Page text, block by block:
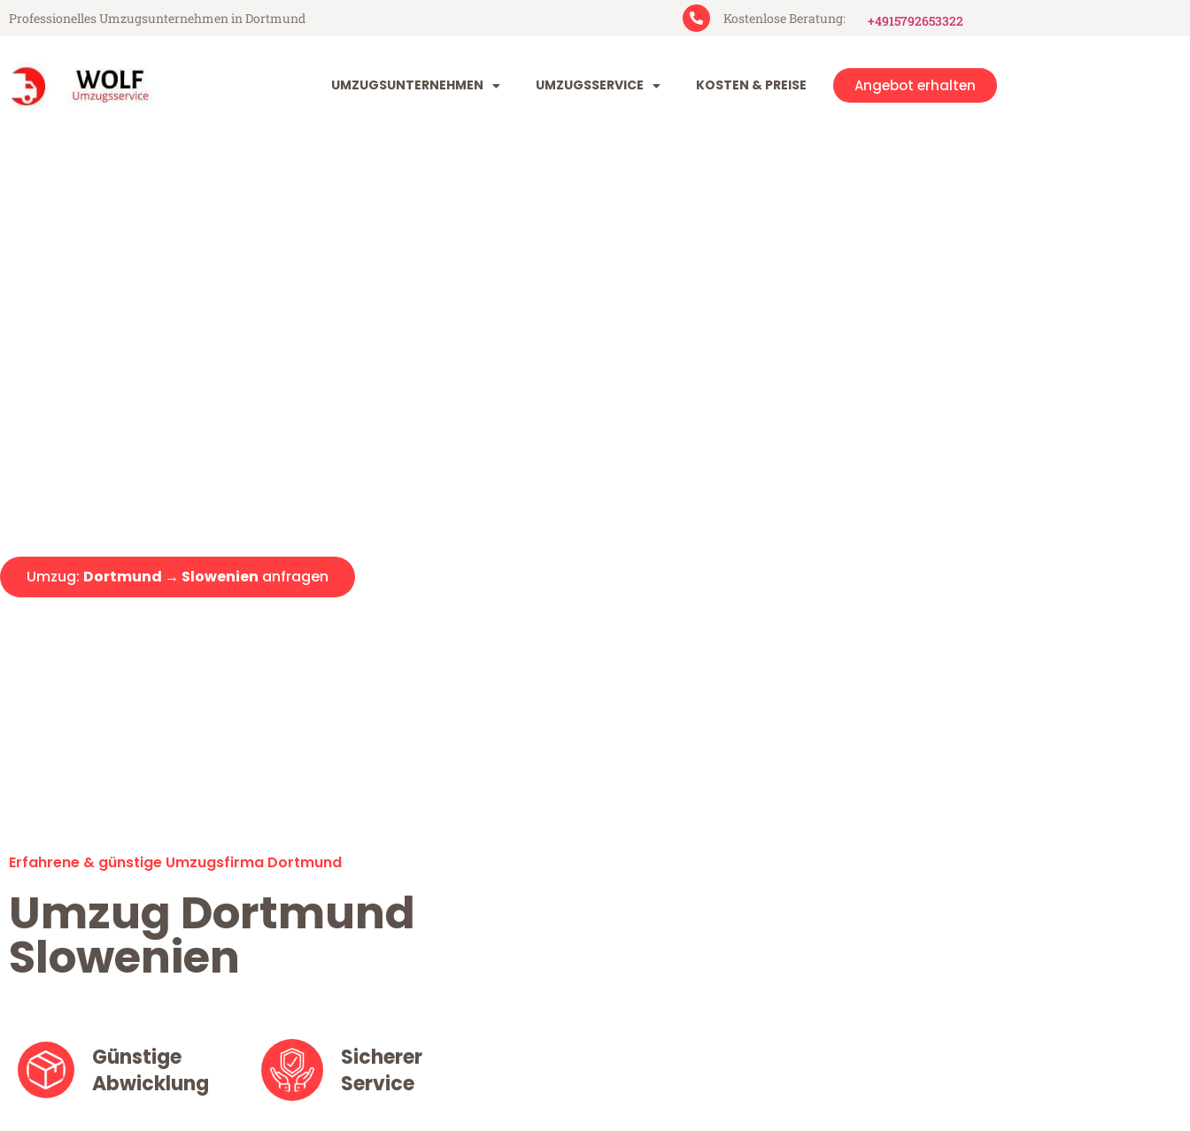
Professionelles Umzugsunternehmen in Dortmund Kostenlose Beratung: +4915792653322
UMZUGSUNTERNEHMEN UMZUGSSERVICE KOSTEN & PREISE Angebot erhalten
Umzug: Dortmund → Slowenien anfragen
Erfahrene & günstige Umzugsfirma Dortmund
Umzug Dortmund
Slowenien
Günstige
Abwicklung
Sicherer
Service